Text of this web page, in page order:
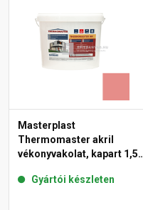
Masterplast
Thermomaster akril
vékonyvakolat, kapart 1,5
Gyártói készleten